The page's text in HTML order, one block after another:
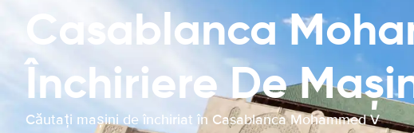
Casablanca
Închiriere De
Căutați mașini de închiriat în Casablanca Mohammed V